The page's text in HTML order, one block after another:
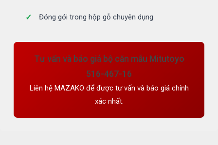
Đóng gói trong hộp gỗ chuyên dụng
Tư vấn và báo giá bộ căn mẫu Mitutoyo
516-467-16
Liên hệ MAZAKO để được tư vấn và báo giá chính
xác nhất.